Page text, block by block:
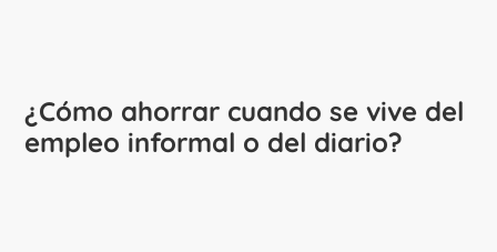
¿Cómo ahorrar cuando se vive del
empleo informal o del diario?